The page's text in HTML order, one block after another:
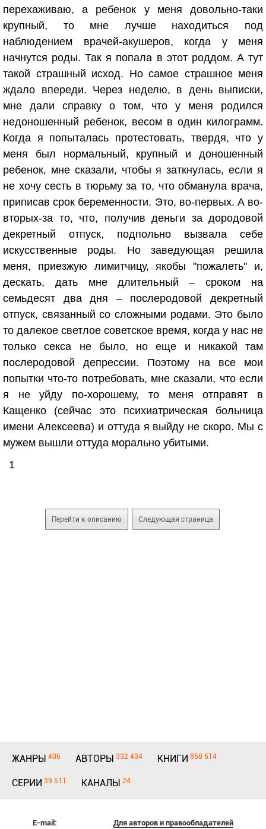
перехаживаю, а ребенок у меня довольно-таки
крупный, то мне лучше находиться под
наблюдением врачей-акушеров, когда у меня
начнутся роды. Так я попала в этот роддом. А тут
такой страшный исход. Но самое страшное меня
ждало впереди. Через неделю, в день выписки,
мне дали справку о том, что у меня родился
недоношенный ребенок, весом в один килограмм.
Когда я попыталась протестовать, твердя, что у
меня был нормальный, крупный и доношенный
ребенок, мне сказали, чтобы я заткнулась, если я
не хочу сесть в тюрьму за то, что обманула врача,
приписав срок беременности. Это, во-первых. А во-
вторых-за то, что, получив деньги за дородовой
декретный отпуск, подпольно вызвала себе
искусственные роды. Но заведующая решила
меня, приезжую лимитчицу, якобы "пожалеть" и,
дескать, дать мне длительный – сроком на
семьдесят два дня – послеродовой декретный
отпуск, связанный со сложными родами. Это было
то далекое светлое советское время, когда у нас не
только секса не было, но еще и никакой там
послеродовой депрессии. Поэтому на все мои
попытки что-то потребовать, мне сказали, что если
я не уйду по-хорошему, то меня отправят в
Кащенко (сейчас это психиатрическая больница
имени Алексеева) и оттуда я выйду не скоро. Мы с
мужем вышли оттуда морально убитыми.
1
Перейти к описанию Следующая страница
ЖАНРЫ 406 АВТОРЫ 332 434 КНИГИ 858 514
СЕРИИ 39 511 КАНАЛЫ 24
E-mail: Для авторов и правообладателей